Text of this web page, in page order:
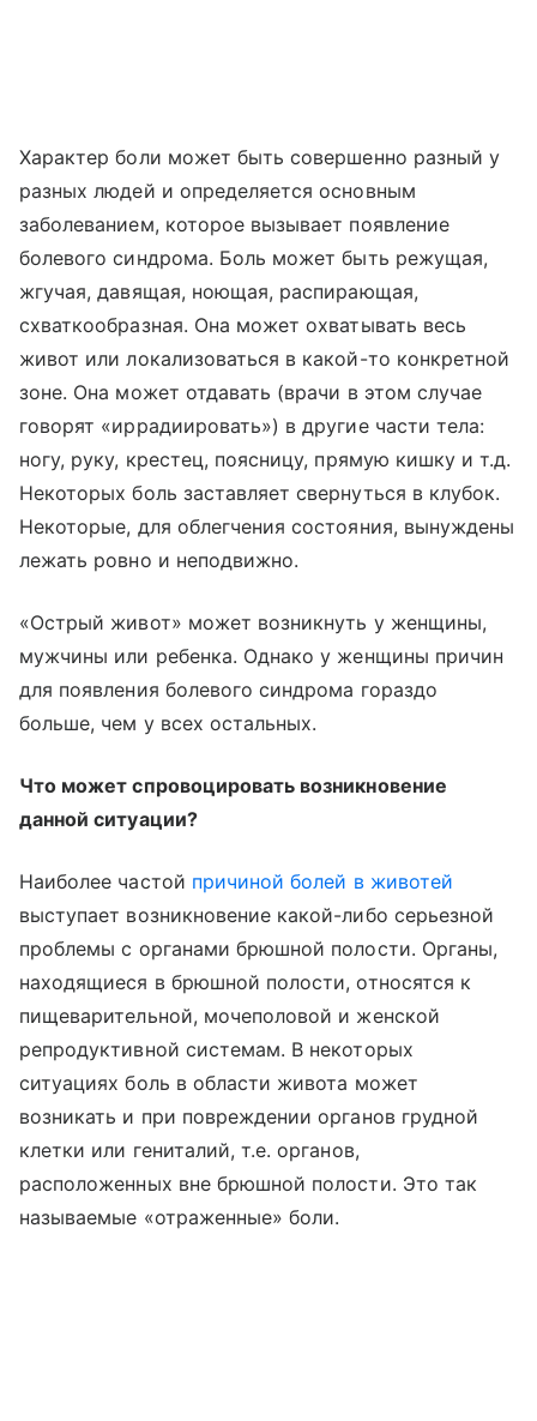
Характер боли может быть совершенно разный у
разных людей и определяется основным
заболеванием, которое вызывает появление
болевого синдрома. Боль может быть режущая,
жгучая, давящая, ноющая, распирающая,
схваткообразная. Она может охватывать весь
живот или локализоваться в какой-то конкретной
зоне. Она может отдавать (врачи в этом случае
говорят «иррадиировать») в другие части тела:
ногу, руку, крестец, поясницу, прямую кишку и т.д.
Некоторых боль заставляет свернуться в клубок.
Некоторые, для облегчения состояния, вынуждены
лежать ровно и неподвижно.
«Острый живот» может возникнуть у женщины,
мужчины или ребенка. Однако у женщины причин
для появления болевого синдрома гораздо
больше, чем у всех остальных.
Что может спровоцировать возникновение
данной ситуации?
Наиболее частой причиной болей в животей
выступает возникновение какой-либо серьезной
проблемы с органами брюшной полости. Органы,
находящиеся в брюшной полости, относятся к
пищеварительной, мочеполовой и женской
репродуктивной системам. В некоторых
ситуациях боль в области живота может
возникать и при повреждении органов грудной
клетки или гениталий, т.е. органов,
расположенных вне брюшной полости. Это так
называемые «отраженные» боли.